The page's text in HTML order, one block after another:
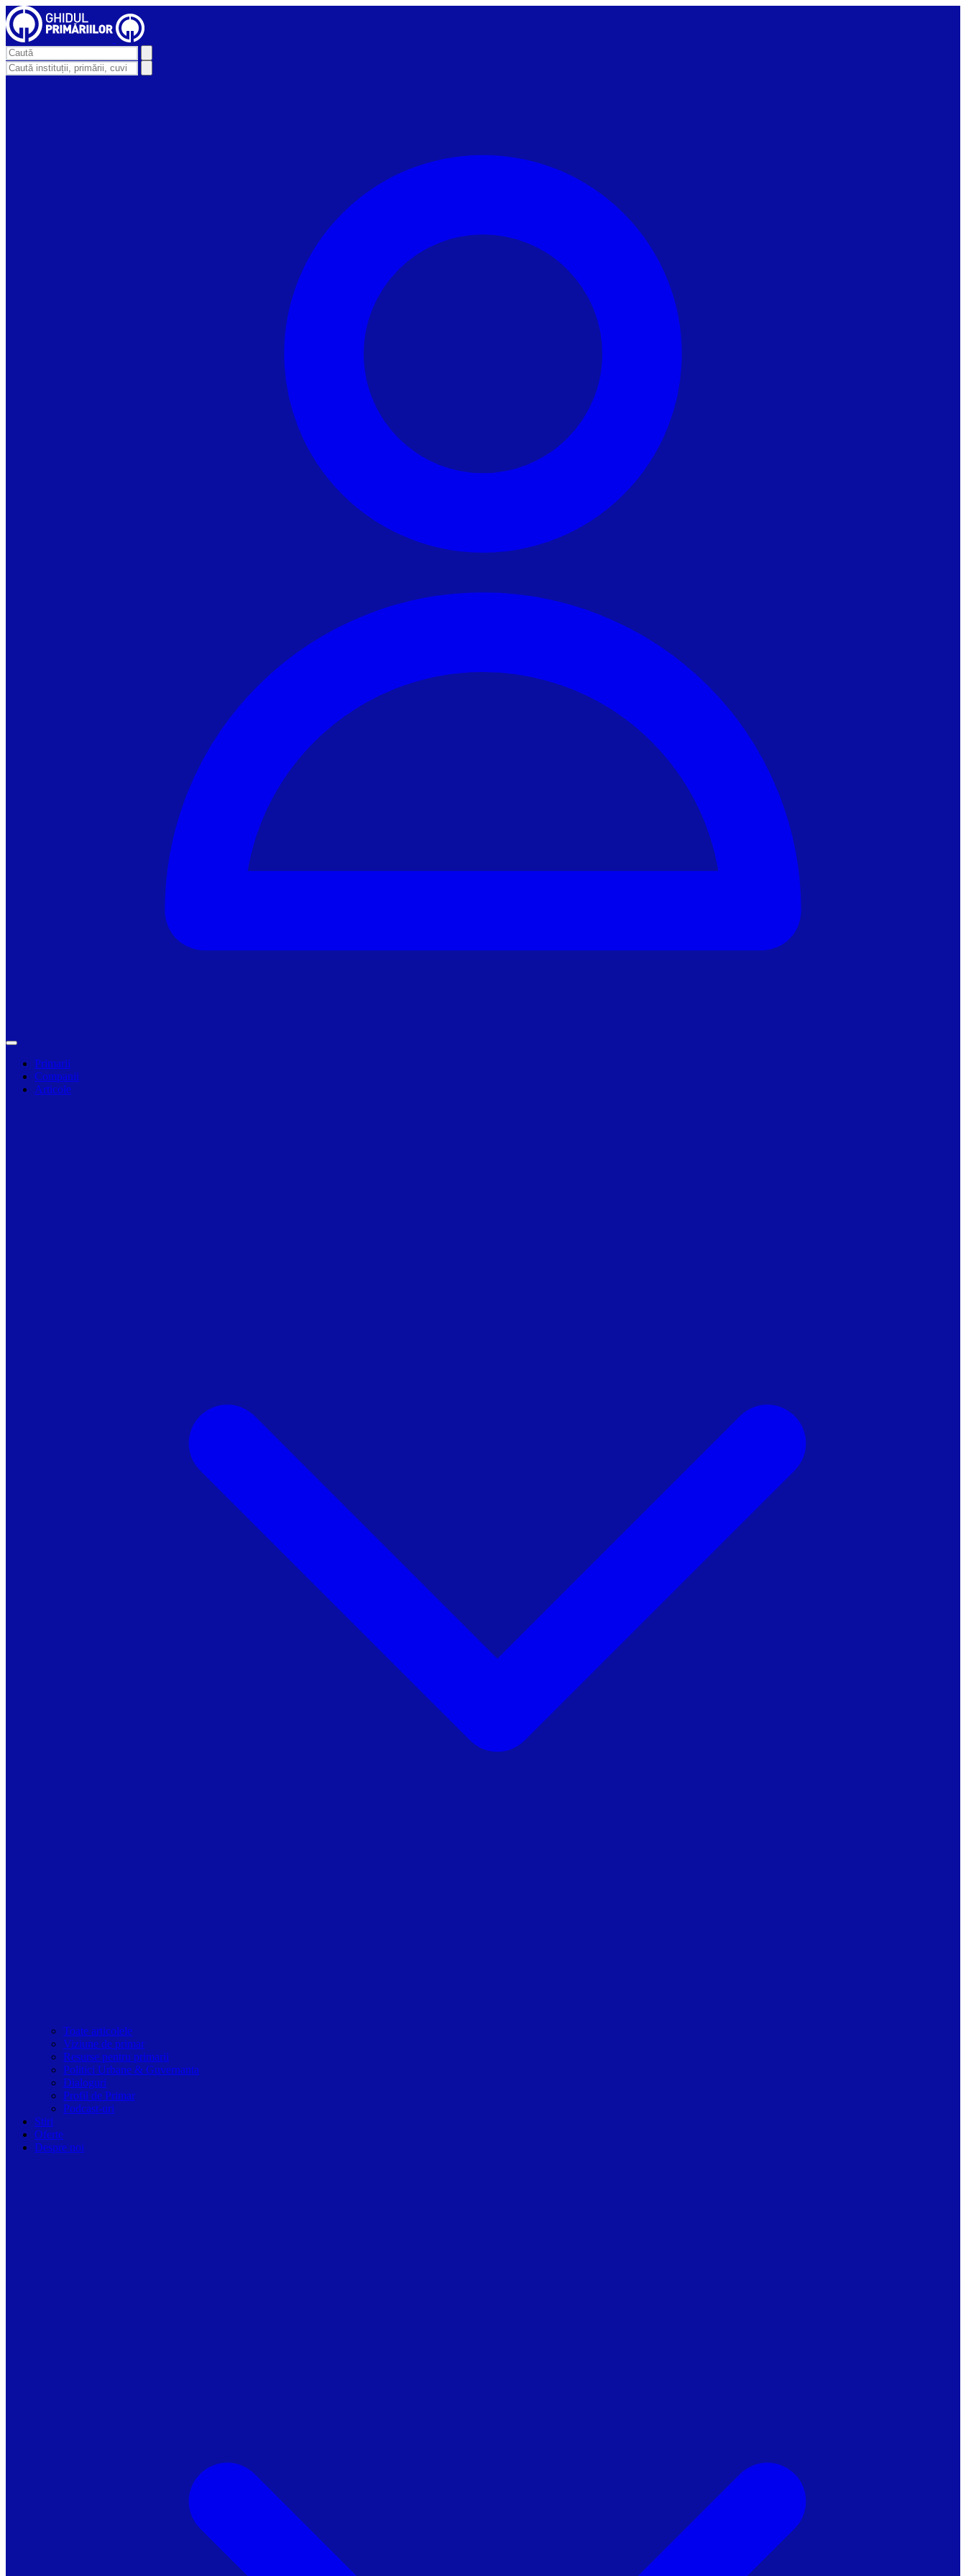
Primarii
Companii
Articole
Toate articolele
Viziune de primar
Resurse pentru primarii
Politici Urbane & Guvernanta
Dialoguri
Profil de Primar
Podcast-uri
Stiri
Oferte
Despre noi